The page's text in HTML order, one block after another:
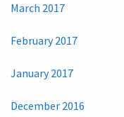
March 2017
February 2017
January 2017
December 2016